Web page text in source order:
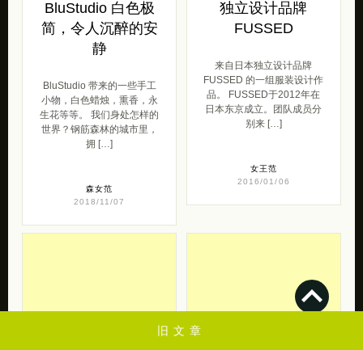
旧文章
BluStudio 白色极
简，令人沉醉的安
静
BluStudio 带来的一些手工
小物，白色蜡烛，熏香，永
生花等等。 我们身处怎样的
世界？钢筋森林的城市里，
拥 […]
森女范
2018/11/07
独立设计品牌
FUSSED
来自日本独立设计品牌
FUSSED 的一组服装设计作
品。 FUSSED于2012年在
日本东京成立。团队成员分
别来 […]
女王范
2016/01/06